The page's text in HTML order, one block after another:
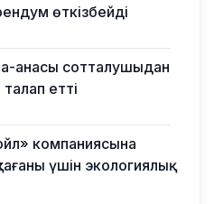
өткізбейді
анасы сотталушыдан
етті
компаниясына
үшін экологиялық